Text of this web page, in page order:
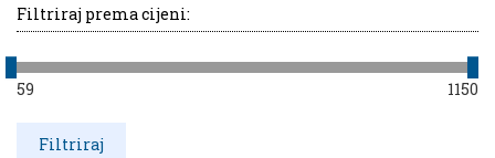
Filtriraj prema cijeni:
59 1150